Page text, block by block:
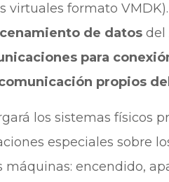
virtuales formato
de datosdel
para
propios
los sistemas físicos
especiales sobre
máquinas: encendido,